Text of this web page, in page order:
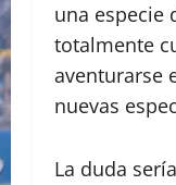
una especie
totalmente
aventurarse
nuevas
La duda